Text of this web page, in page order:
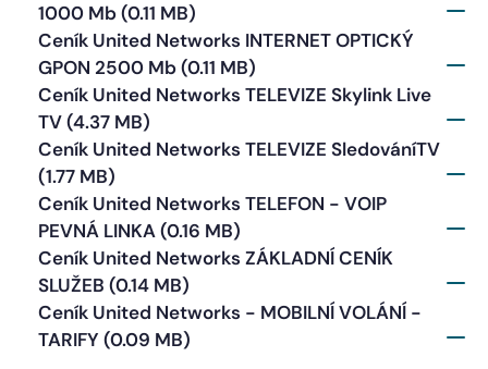
1000 Mb (0.11 MB)
Ceník United Networks INTERNET OPTICKÝ
GPON 2500 Mb (0.11 MB)
Ceník United Networks TELEVIZE Skylink Live
TV (4.37 MB)
Ceník United Networks TELEVIZE SledováníTV
(1.77 MB)
Ceník United Networks TELEFON - VOIP
PEVNÁ LINKA (0.16 MB)
Ceník United Networks ZÁKLADNÍ CENÍK
SLUŽEB (0.14 MB)
Ceník United Networks - MOBILNÍ VOLÁNÍ -
TARIFY (0.09 MB)